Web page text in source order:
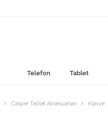
Telefon Tablet
Casper Tablet Aksesuarları Klavye